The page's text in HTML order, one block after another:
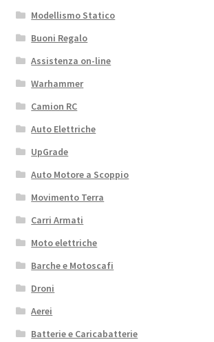
Modellismo Statico
Buoni Regalo
Assistenza on-line
Warhammer
Camion RC
Auto Elettriche
UpGrade
Auto Motore a Scoppio
Movimento Terra
Carri Armati
Moto elettriche
Barche e Motoscafi
Droni
Aerei
Batterie e Caricabatterie